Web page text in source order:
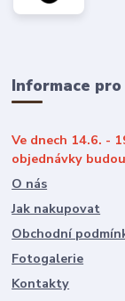
Informace
Ve dnech 14.6. -
objednávky
O nás
Jak nakupovat
Obchodní
Fotogalerie
Kontakty